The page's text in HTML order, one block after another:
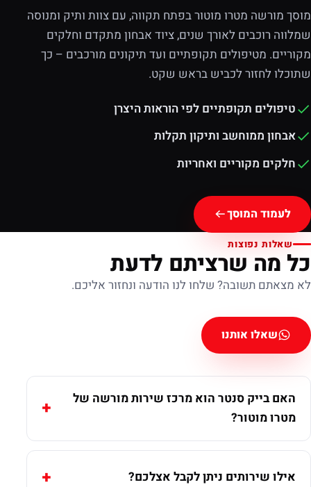
מוסך מורשה מטרו מוטור בפתח תקווה, עם צוות ותיק ומנוסה
שמלווה רוכבים לאורך שנים, ציוד אבחון מתקדם וחלקים
מקוריים. מטיפולים תקופתיים ועד תיקונים מורכבים – כך
שתוכלו לחזור לכביש בראש שקט.
טיפולים תקופתיים לפי הוראות היצרן
אבחון ממוחשב ותיקון תקלות
חלקים מקוריים ואחריות
לעמוד המוסך
שאלות נפוצות
כל מה שרציתם לדעת
לא מצאתם תשובה? שלחו לנו הודעה ונחזור אליכם.
שאלו אותנו
האם בייק סנטר הוא מרכז שירות מורשה של
מטרו מוטור?
אילו שירותים ניתן לקבל אצלכם?